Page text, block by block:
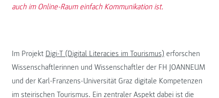
auch im Online-Raum einfach Kommunikation ist.
Im Projekt Digi-T (Digital Literacies im Tourismus) erforschen
Wissenschaftlerinnen und Wissenschaftler der FH JOANNEUM
und der Karl-Franzens-Universität Graz digitale Kompetenzen
im steirischen Tourismus. Ein zentraler Aspekt dabei ist die